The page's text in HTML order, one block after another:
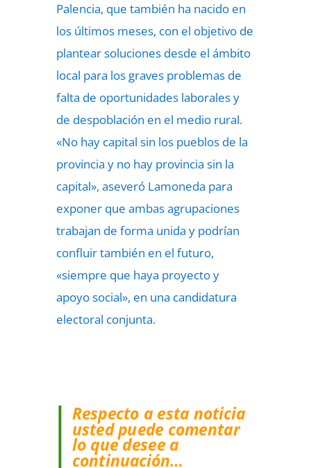
Palencia, que también ha nacido en
los últimos meses, con el objetivo de
plantear soluciones desde el ámbito
local para los graves problemas de
falta de oportunidades laborales y
de despoblación en el medio rural.
«No hay capital sin los pueblos de la
provincia y no hay provincia sin la
capital», aseveró Lamoneda para
exponer que ambas agrupaciones
trabajan de forma unida y podrían
confluir también en el futuro,
«siempre que haya proyecto y
apoyo social», en una candidatura
electoral conjunta.
Respecto a esta noticia
usted puede comentar
lo que desee a
continuación…